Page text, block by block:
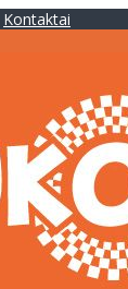
Kontaktai